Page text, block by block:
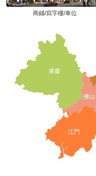
商鋪/寫字樓/車位
肇慶
佛山
江門